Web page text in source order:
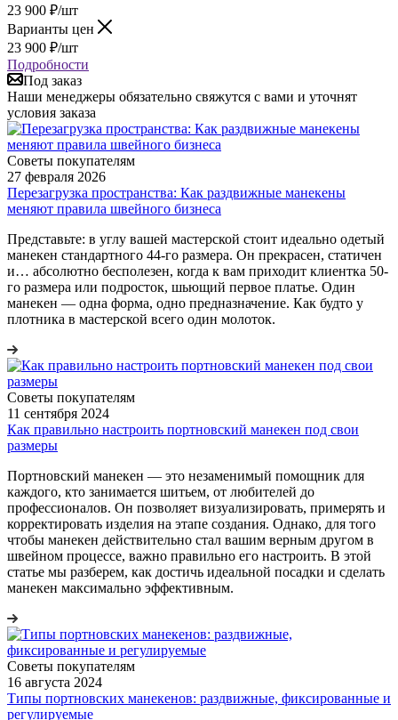
23 900 ₽/шт
Варианты цен
23 900 ₽/шт
Подробности
Под заказ
Наши менеджеры обязательно свяжутся с вами и уточнят
условия заказа
Советы покупателям
27 февраля 2026
Перезагрузка пространства: Как раздвижные манекены
меняют правила швейного бизнеса
Представьте: в углу вашей мастерской стоит идеально одетый
манекен стандартного 44-го размера. Он прекрасен, статичен
и… абсолютно бесполезен, когда к вам приходит клиентка 50-
го размера или подросток, шьющий первое платье. Один
манекен — одна форма, одно предназначение. Как будто у
плотника в мастерской всего один молоток.
Советы покупателям
11 сентября 2024
Как правильно настроить портновский манекен под свои
размеры
Портновский манекен — это незаменимый помощник для
каждого, кто занимается шитьем, от любителей до
профессионалов. Он позволяет визуализировать, примерять и
корректировать изделия на этапе создания. Однако, для того
чтобы манекен действительно стал вашим верным другом в
швейном процессе, важно правильно его настроить. В этой
статье мы разберем, как достичь идеальной посадки и сделать
манекен максимально эффективным.
Советы покупателям
16 августа 2024
Типы портновских манекенов: раздвижные, фиксированные и
регулируемые